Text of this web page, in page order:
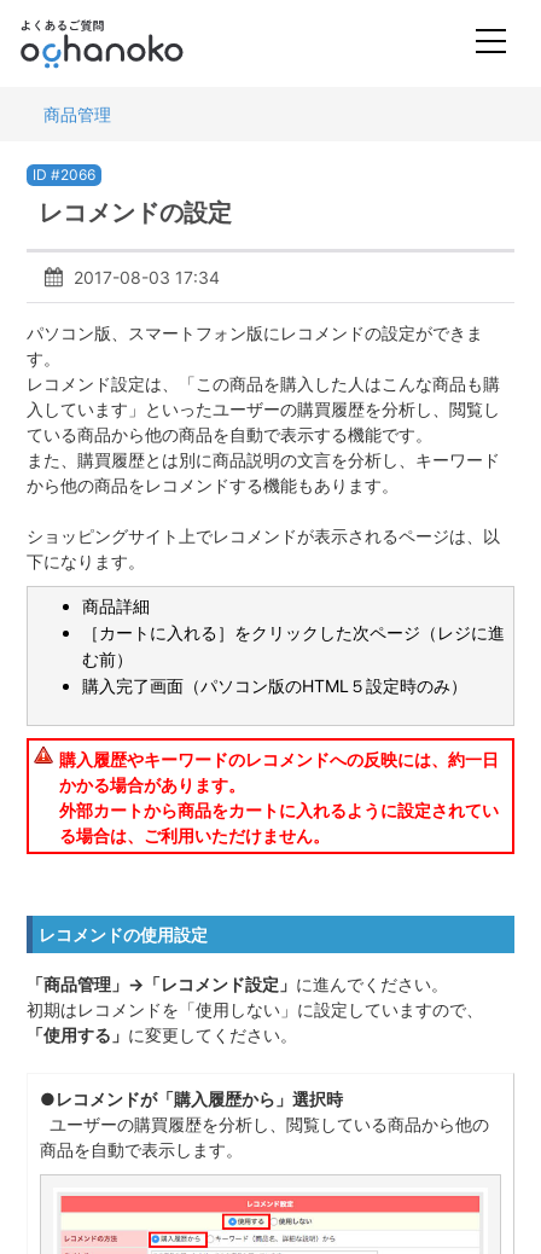
商品管理
ID #2066
レコメンドの設定
2017-08-03 17:34
パソコン版、スマートフォン版にレコメンドの設定ができま
す。
レコメンド設定は、「この商品を購入した人はこんな商品も購
入しています」といったユーザーの購買履歴を分析し、閲覧し
ている商品から他の商品を自動で表示する機能です。
また、購買履歴とは別に商品説明の文言を分析し、キーワード
から他の商品をレコメンドする機能もあります。
ショッピングサイト上でレコメンドが表示されるページは、以
下になります。
商品詳細
［カートに入れる］をクリックした次ページ（レジに進
む前）
購入完了画面（パソコン版のHTML５設定時のみ）
購入履歴やキーワードのレコメンドへの反映には、約一日
かかる場合があります。
外部カートから商品をカートに入れるように設定されてい
る場合は、ご利用いただけません。
レコメンドの使用設定
「商品管理」→「レコメンド設定」 に進んでください。
初期はレコメンドを「使用しない」に設定していますので、
「使用する」 に変更してください。
●レコメンドが「購入履歴から」選択時
ユーザーの購買履歴を分析し、閲覧している商品から他の
商品を自動で表示します。